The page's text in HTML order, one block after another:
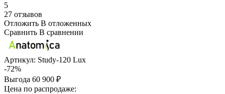
5
27 отзывов
Отложить В отложенных
Сравнить В сравнении
Артикул: Study-120 Lux
-72%
Выгода 60 900 ₽
Цена по распродаже: